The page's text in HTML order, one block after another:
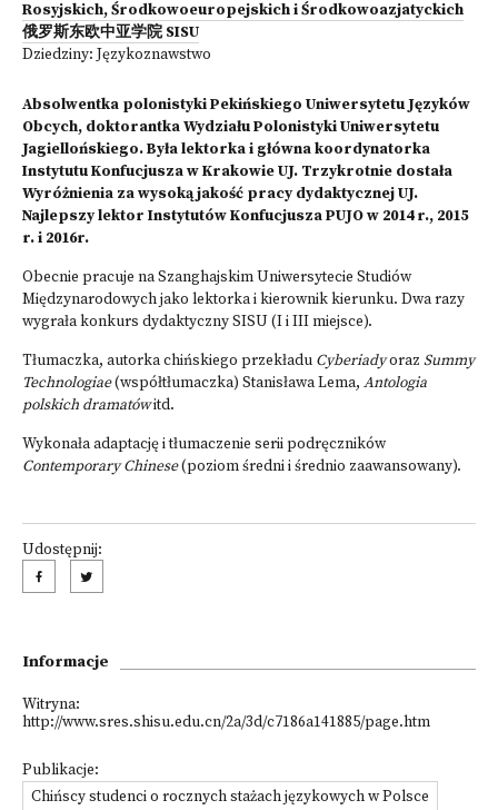
Rosyjskich, Środkowoeuropejskich i Środkowoazjatyckich
俄罗斯东欧中亚学院 SISU
Dziedziny: Językoznawstwo
Absolwentka polonistyki Pekińskiego Uniwersytetu Języków
Obcych, doktorantka Wydziału Polonistyki Uniwersytetu
Jagiellońskiego. Była lektorka i główna koordynatorka
Instytutu Konfucjusza w Krakowie UJ. Trzykrotnie dostała
Wyróżnienia za wysoką jakość pracy dydaktycznej UJ.
Najlepszy lektor Instytutów Konfucjusza PUJO w 2014 r., 2015
r. i 2016r.
Obecnie pracuje na Szanghajskim Uniwersytecie Studiów
Międzynarodowych jako lektorka i kierownik kierunku. Dwa razy
wygrała konkurs dydaktyczny SISU (I i III miejsce).
Tłumaczka, autorka chińskiego przekładu Cyberiadyoraz Summy
Technologiae(współtłumaczka) Stanisława Lema, Antologia
polskich dramatówitd.
Wykonała adaptację i tłumaczenie serii podręczników
Contemporary Chinese(poziom średni i średnio zaawansowany).
Udostępnij:
Informacje
Witryna:
http://www.sres.shisu.edu.cn/2a/3d/c7186a141885/page.htm
Publikacje:
Chińscy studenci o rocznych stażach językowych w Polsce